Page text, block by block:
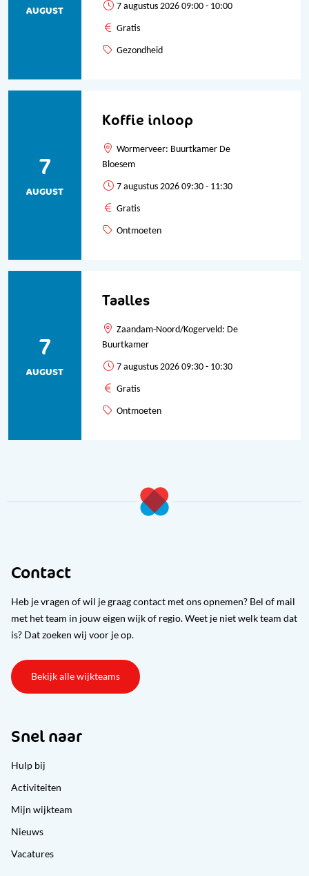
AUGUST 7 augustus 2026 09:00 - 10:00
Gratis
Gezondheid
Koffie inloop
7
AUGUST
Wormerveer: Buurtkamer De
Bloesem
7 augustus 2026 09:30 - 11:30
Gratis
Ontmoeten
Taalles
7
AUGUST
Zaandam-Noord/Kogerveld: De
Buurtkamer
7 augustus 2026 09:30 - 10:30
Gratis
Ontmoeten
Contact
Heb je vragen of wil je graag contact met ons opnemen? Bel of mail
met het team in jouw eigen wijk of regio. Weet je niet welk team dat
is? Dat zoeken wij voor je op.
Bekijk alle wijkteams
Snel naar
Hulp bij
Activiteiten
Mijn wijkteam
Nieuws
Vacatures